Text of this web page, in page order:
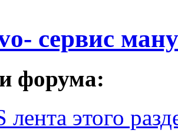
cервис
форума:
лента этого